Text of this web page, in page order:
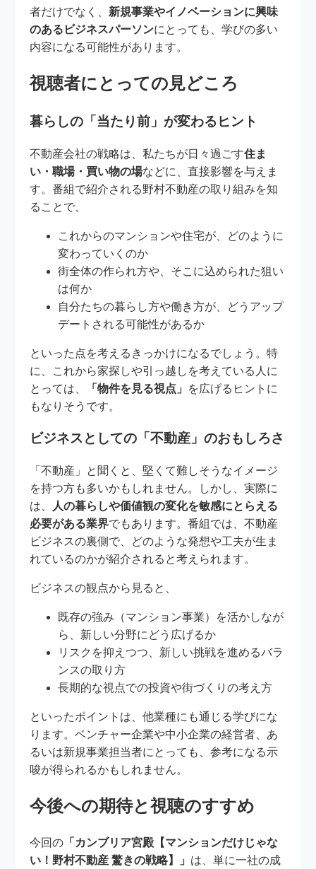
者だけでなく、 新規事業やイノベーションに興味
のあるビジネスパーソンにとっても、学びの多い
内容になる可能性があります。
視聴者にとっての見どころ
暮らしの「当たり前」が変わるヒント
不動産会社の戦略は、私たちが日々過ごす住ま
い・職場・買い物の場などに、直接影響を与えま
す。番組で紹介される野村不動産の取り組みを知
ることで、
これからのマンションや住宅が、どのように
変わっていくのか
街全体の作られ方や、そこに込められた狙い
は何か
自分たちの暮らし方や働き方が、どうアップ
デートされる可能性があるか
といった点を考えるきっかけになるでしょう。特
に、これから家探しや引っ越しを考えている人に
とっては、
「物件を見る視点」 を広げるヒントに
もなりそうです。
ビジネスとしての「不動産」のおもしろさ
「不動産」と聞くと、堅くて難しそうなイメージ
を持つ方も多いかもしれません。しかし、実際に
は、
人の暮らしや価値観の変化を敏感にとらえる
必要がある業界でもあります。番組では、不動産
ビジネスの裏側で、どのような発想や工夫が生ま
れているのかが紹介されると考えられます。
ビジネスの観点から見ると、
既存の強み（マンション事業）を活かしなが
ら、新しい分野にどう広げるか
リスクを抑えつつ、新しい挑戦を進めるバラ
ンスの取り方
長期的な視点での投資や街づくりの考え方
といったポイントは、他業種にも通じる学びにな
ります。ベンチャー企業や中小企業の経営者、あ
るいは新規事業担当者にとっても、参考になる示
唆が得られるかもしれません。
今後への期待と視聴のすすめ
今回の 「カンブリア宮殿【マンションだけじゃな
い！野村不動産 驚きの戦略】」 は、単に一社の成